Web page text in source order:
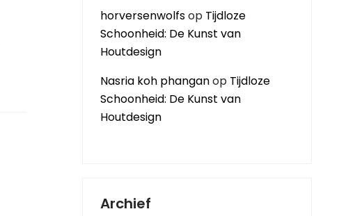
horversenwolfsop Tijdloze
Schoonheid: De Kunst van
Houtdesign
Nasria koh phanganop Tijdloze
Schoonheid: De Kunst van
Houtdesign
Archief